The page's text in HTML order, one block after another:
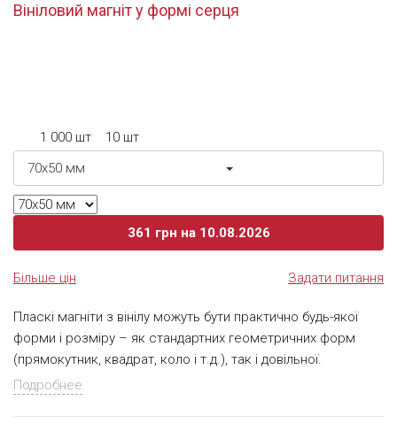
життя ... і навіть календар!
тактильного ефекту – пропонуємо ламінацію магнітів
глянсовою або матовою плівкою.
Вініловий магніт у формі серця
1 000 шт
10 шт
70х50 мм
361 грн на 10.08.2026
Більше цін Задати питання
Пласкі магніти з вінілу можуть бути практично будь-якої
форми і розміру – як стандартних геометричних форм
(прямокутник, квадрат, коло і т.д.), так і довільної.
Пропонуємо Вам вініловий магніт у формі серця. Такий
Подробнее